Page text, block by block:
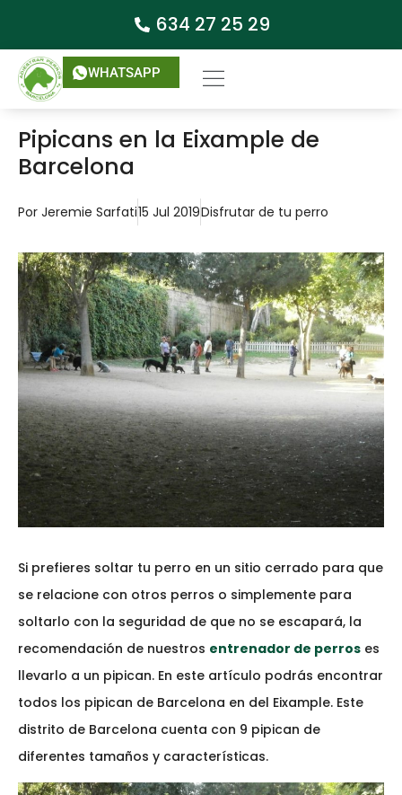
634 27 25 29
WHATSAPP
Pipicans en la Eixample de
Barcelona
Por Jeremie Sarfati15 Jul 2019Disfrutar de tu perro
Si prefieres soltar tu perro en un sitio cerrado para que
se relacione con otros perros o simplemente para
soltarlo con la seguridad de que no se escapará, la
recomendación de nuestros entrenador de perros es
llevarlo a un pipican. En este artículo podrás encontrar
todos los pipican de Barcelona en del Eixample. Este
distrito de Barcelona cuenta con 9 pipican de
diferentes tamaños y características.